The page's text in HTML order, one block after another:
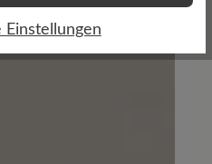
Einstellungen